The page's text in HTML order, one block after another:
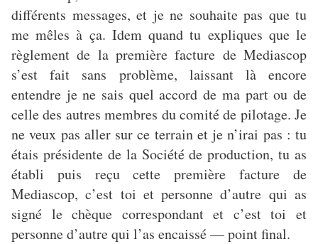
différents messages, et je ne souhaite pas que tu
me mêles à ça. Idem quand tu expliques que le
règlement de la première facture de Mediascop
s’est fait sans problème, laissant là encore
entendre je ne sais quel accord de ma part ou de
celle des autres membres du comité de pilotage. Je
ne veux pas aller sur ce terrain et je n’irai pas : tu
étais présidente de la Société de production, tu as
établi puis reçu cette première facture de
Mediascop, c’est toi et personne d’autre qui as
signé le chèque correspondant et c’est toi et
personne d’autre qui l’as encaissé — point final.